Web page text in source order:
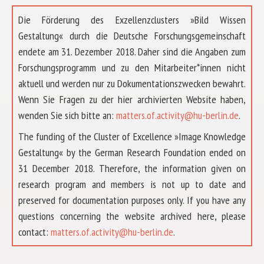
Die Förderung des Exzellenzclusters »Bild Wissen
Gestaltung« durch die Deutsche Forschungsgemeinschaft
endete am 31. Dezember 2018. Daher sind die Angaben zum
Forschungsprogramm und zu den Mitarbeiter*innen nicht
aktuell und werden nur zu Dokumentationszwecken bewahrt.
Wenn Sie Fragen zu der hier archivierten Website haben,
wenden Sie sich bitte an: matters.of.activity@hu-berlin.de.
The funding of the Cluster of Excellence »Image Knowledge
Gestaltung« by the German Research Foundation ended on
31 December 2018. Therefore, the information given on
research program and members is not up to date and
preserved for documentation purposes only. If you have any
questions concerning the website archived here, please
contact: matters.of.activity@hu-berlin.de.
ÜBER UNS